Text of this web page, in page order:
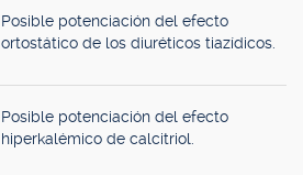
Posible potenciación del efecto
ortostático de los diuréticos tiazídicos.
Posible potenciación del efecto
hiperkalémico de calcitriol.